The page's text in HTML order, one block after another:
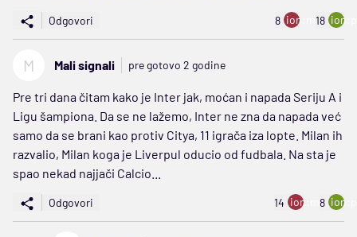
Odgovori 8 ion:minus
18
M Mali signali pre gotovo 2 godine
Pre tri dana čitam kako je Inter jak, moćan i napada Seriju A i
Ligu šampiona. Da se ne lažemo, Inter ne zna da napada već
samo da se brani kao protiv Citya, 11 igrača iza lopte. Milan ih
razvalio, Milan koga je Liverpul oducio od fudbala. Na sta je
spao nekad najjači Calcio...
Odgovori 14 ion:minus
8